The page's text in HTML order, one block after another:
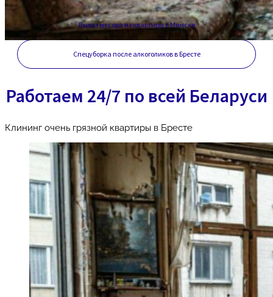
Вывоз мусора из квартиры в Минске
Спецуборка после алкоголиков в Бресте
Работаем 24/7 по всей Беларуси
Клининг очень грязной квартиры в Бресте